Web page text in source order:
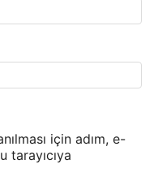
için adım, e-
tarayıcıya